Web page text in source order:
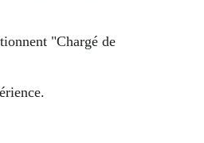
"Chargé de